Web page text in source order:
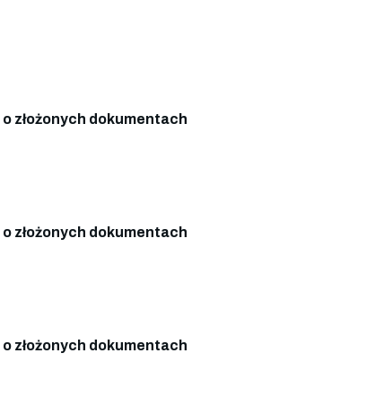
złożonych dokumentach
złożonych dokumentach
złożonych dokumentach